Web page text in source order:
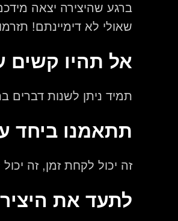
ברגע שהיצירה יצאה
שאולי לא דימיינתם!
אל תהיו קשים
תמיד ניתן לשנות דברים
תתאמנו ביחד
זה יכול לקחת זמן, זה
לתעד את